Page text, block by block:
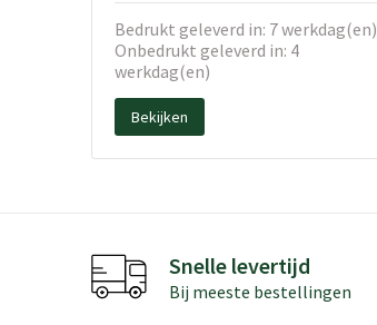
Bedrukt geleverd in: 7 werkdag(en)
Onbedrukt geleverd in: 4
werkdag(en)
Bekijken
Snelle levertijd
Bij meeste bestellingen